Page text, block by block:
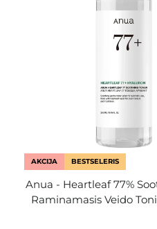
AKCIJA BESTSELERIS
Anua - Heartleaf 77%
Raminamasis Veido